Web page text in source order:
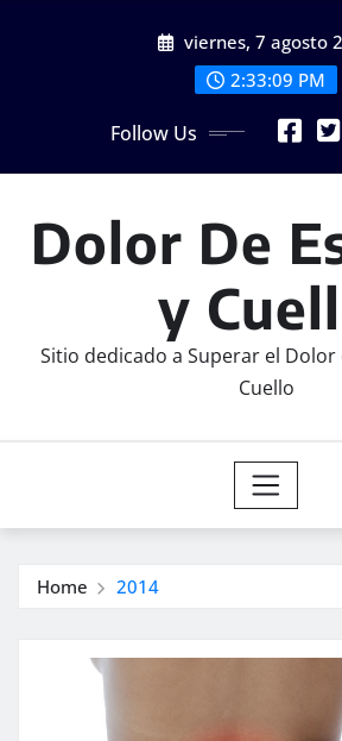
viernes, 7 agosto
2:33:10 PM
Follow Us
Dolor De
y
Sitio dedicado a Superar el Dolor
Cuello
Home 2014